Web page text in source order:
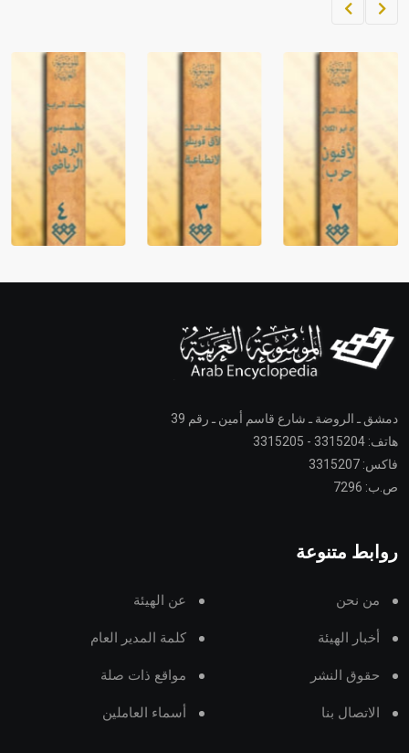
دمشق ـ الروضة ـ شارع قاسم أمين ـ رقم 39
هاتف: 3315204 - 3315205
فاكس: 3315207
ص.ب: 7296
روابط متنوعة
من نحن عن الهيئة
أخبار الهيئة كلمة المدير العام
حقوق النشر مواقع ذات صلة
الاتصال بنا أسماء العاملين